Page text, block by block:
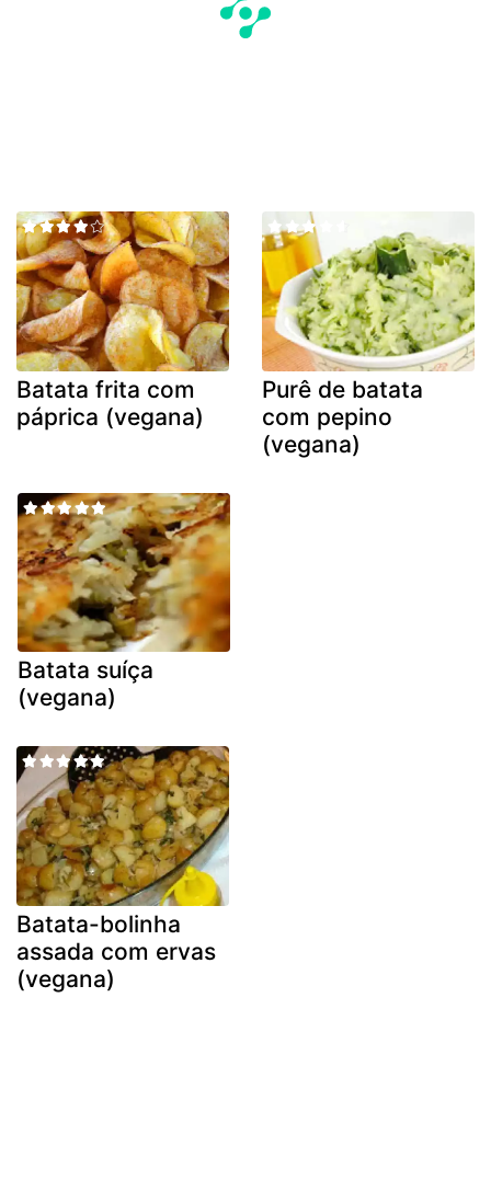
Batata frita com
páprica (vegana)
Purê de batata
com pepino
(vegana)
Batata suíça
(vegana)
Batata-bolinha
assada com ervas
(vegana)